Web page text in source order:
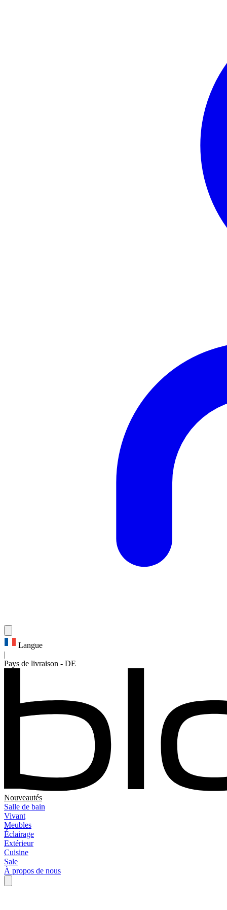
Langue
Pays de livraison - DE
Nouveautés
Salle de bain
Vivant
Meubles
Éclairage
Extérieur
Cuisine
Sale
À propos de nous